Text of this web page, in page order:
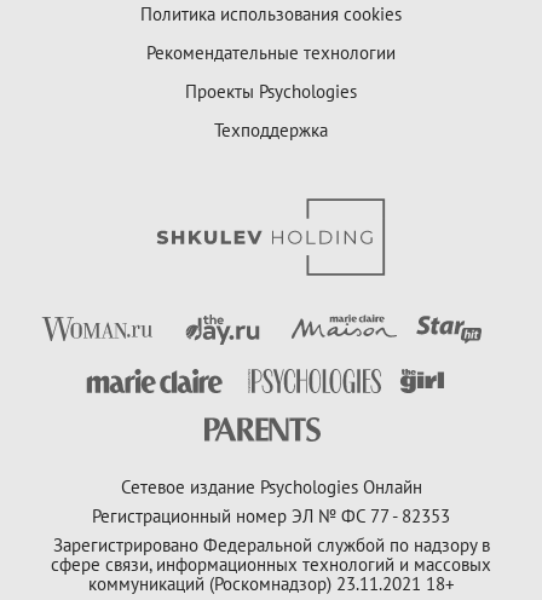
Политика использования cookies
Рекомендательные технологии
Проекты Psychologies
Техподдержка
Сетевое издание Psychologies Онлайн
Регистрационный номер ЭЛ № ФС 77 - 82353
Зарегистрировано Федеральной службой по надзору в
сфере связи, информационных технологий и массовых
коммуникаций (Роскомнадзор) 23.11.2021 18+